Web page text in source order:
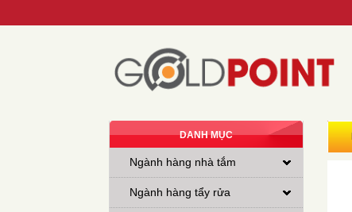
DANH MỤC
Ngành hàng nhà tắm
Ngành hàng tẩy rửa